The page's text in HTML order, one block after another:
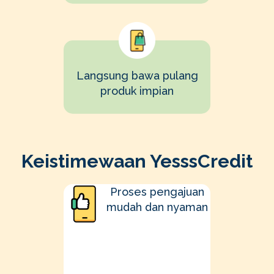
Langsung bawa pulang
produk impian
Keistimewaan YesssCredit
Proses pengajuan
mudah dan nyaman